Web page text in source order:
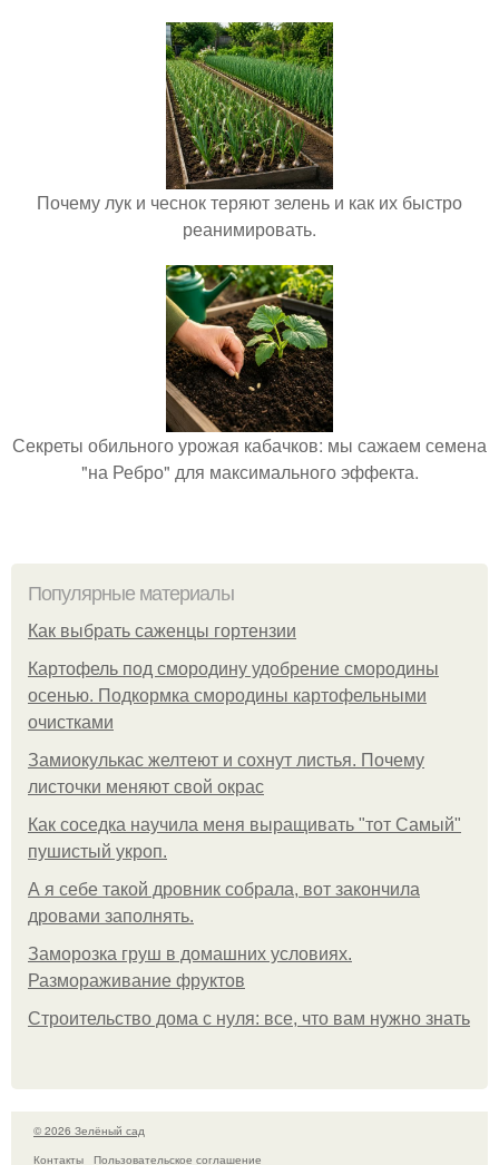
Почему лук и чеснок теряют зелень и как их быстро
реанимировать.
Секреты обильного урожая кабачков: мы сажаем семена
"на Ребро" для максимального эффекта.
Популярные материалы
Как выбрать саженцы гортензии
Картофель под смородину удобрение смородины
осенью. Подкормка смородины картофельными
очистками
Замиокулькас желтеют и сохнут листья. Почему
листочки меняют свой окрас
Как соседка научила меня выращивать "тот Самый"
пушистый укроп.
А я себе такой дровник собрала, вот закончила
дровами заполнять.
Заморозка груш в домашних условиях.
Размораживание фруктов
Строительство дома с нуля: все, что вам нужно знать
© 2026 Зелёный сад
Контакты
Пользовательское соглашение